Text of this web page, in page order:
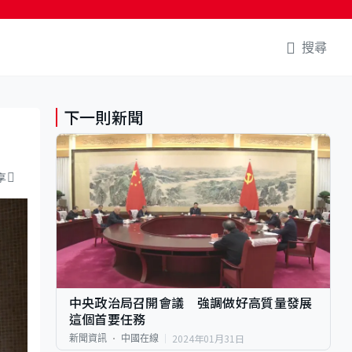
搜尋
下一則新聞
中央政治局召開會議 強調做好高質量發展
這個首要任務
新聞資訊 中國在線 2024年01月31日